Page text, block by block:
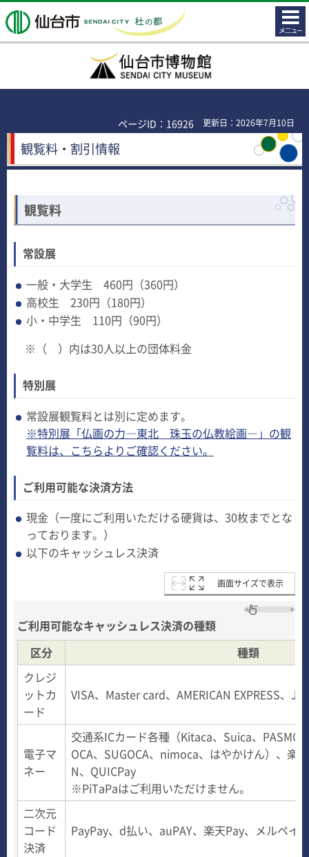
仙台市
コンテ
ンツメ
ニュー
仙台市博物館
ページID：16926 更新日：2026年7月10日
観覧料・割引情報
観覧料
常設展
一般・大学生 460円（360円）
高校生 230円（180円）
小・中学生 110円（90円）
※（ ）内は30人以上の団体料金
特別展
常設展観覧料とは別に定めます。
※特別展「仏画の力―東北 珠玉の仏教絵画―」の観
覧料は、こちらよりご確認ください。
ご利用可能な決済方法
現金（一度にご利用いただける硬貨は、30枚までとな
っております。）
以下のキャッシュレス決済
画面サイズで表示
ご利用可能なキャッシュレス決済の種類
区分
種類
クレジ
ットカ
ード
VISA、Master card、AMERICAN EXPRESS、
電子マ
ネー
交通系ICカード各種（Kitaca、Suica、PASMO
OCA、SUGOCA、nimoca、はやかけん）、楽
N、QUICPay
※PiTaPaはご利用いただけません。
二次元
コード
決済
PayPay、d払い、auPAY、楽天Pay、メルペイ